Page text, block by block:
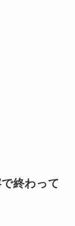
終わって